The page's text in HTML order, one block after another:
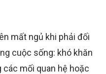
mất ngủ khi phải đối
cuộc sống: khó khăn
mối quan hệ hoặc